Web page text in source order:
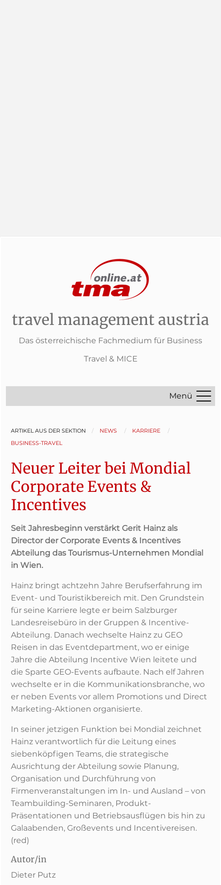
travel management austria
Das österreichische Fachmedium für Business
Travel & MICE
Menü
ARTIKEL AUS DER SEKTION NEWS
KARRIERE
BUSINESS-TRAVEL
Neuer Leiter bei Mondial
Corporate Events &
Incentives
Seit Jahresbeginn verstärkt Gerit Hainz als
Director der Corporate Events & Incentives
Abteilung das Tourismus-Unternehmen Mondial
in Wien.
Hainz bringt achtzehn Jahre Berufserfahrung im
Event- und Touristikbereich mit. Den Grundstein
für seine Karriere legte er beim Salzburger
Landesreisebüro in der Gruppen & Incentive-
Abteilung. Danach wechselte Hainz zu GEO
Reisen in das Eventdepartment, wo er einige
Jahre die Abteilung Incentive Wien leitete und
die Sparte GEO-Events aufbaute. Nach elf Jahren
wechselte er in die Kommunikationsbranche, wo
er neben Events vor allem Promotions und Direct
Marketing-Aktionen organisierte.
In seiner jetzigen Funktion bei Mondial zeichnet
Hainz verantwortlich für die Leitung eines
siebenköpfigen Teams, die strategische
Ausrichtung der Abteilung sowie Planung,
Organisation und Durchführung von
Firmenveranstaltungen im In- und Ausland – von
Teambuilding-Seminaren, Produkt-
Präsentationen und Betriebsausflügen bis hin zu
Galaabenden, Großevents und Incentivereisen.
(red)
Autor/in
Dieter Putz